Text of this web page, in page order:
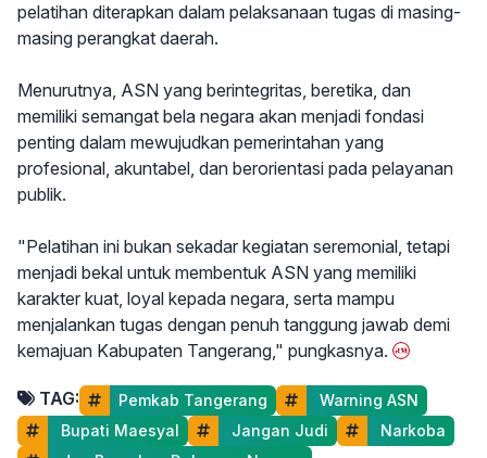
pelatihan diterapkan dalam pelaksanaan tugas di masing-
masing perangkat daerah.
Menurutnya, ASN yang berintegritas, beretika, dan
memiliki semangat bela negara akan menjadi fondasi
penting dalam mewujudkan pemerintahan yang
profesional, akuntabel, dan berorientasi pada pelayanan
publik.
"Pelatihan ini bukan sekadar kegiatan seremonial, tetapi
menjadi bekal untuk membentuk ASN yang memiliki
karakter kuat, loyal kepada negara, serta mampu
menjalankan tugas dengan penuh tanggung jawab demi
kemajuan Kabupaten Tangerang," pungkasnya.
TAG: Pemkab Tangerang
Warning ASN
Bupati Maesyal
Jangan Judi
Narkoba